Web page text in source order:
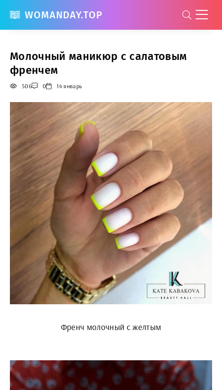
WOMANDAY.TOP
Молочный маникюр с салатовым
френчем
506 0 14 январь
Френч молочный с желтым